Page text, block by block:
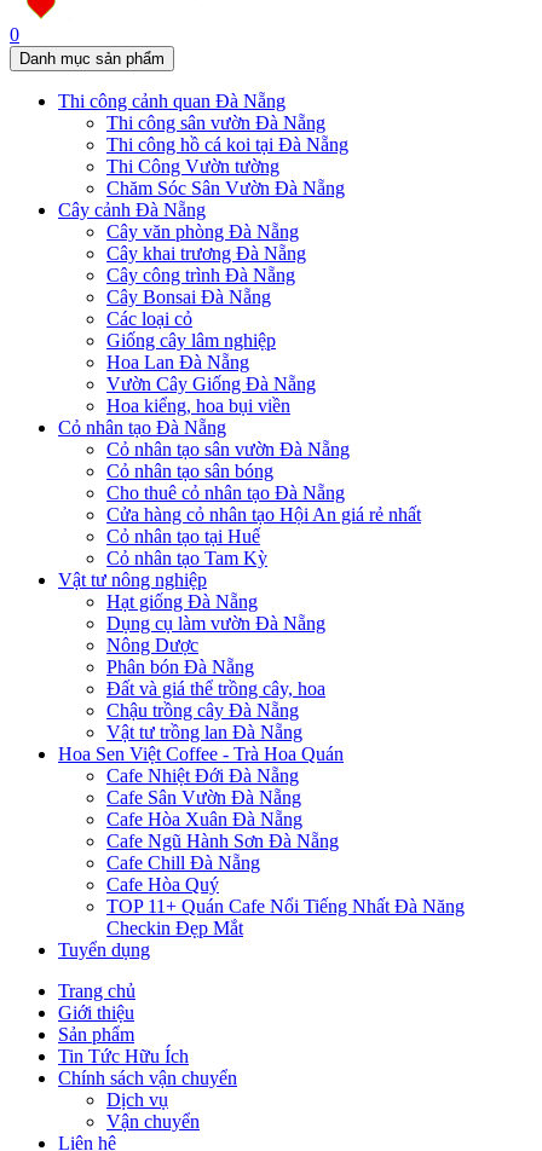
0
Danh mục sản phẩm
Thi công cảnh quan Đà Nẵng
Thi công sân vườn Đà Nẵng
Thi công hồ cá koi tại Đà Nẵng
Thi Công Vườn tường
Chăm Sóc Sân Vườn Đà Nẵng
Cây cảnh Đà Nẵng
Cây văn phòng Đà Nẵng
Cây khai trương Đà Nẵng
Cây công trình Đà Nẵng
Cây Bonsai Đà Nẵng
Các loại cỏ
Giống cây lâm nghiệp
Hoa Lan Đà Nẵng
Vườn Cây Giống Đà Nẵng
Hoa kiểng, hoa bụi viền
Cỏ nhân tạo Đà Nẵng
Cỏ nhân tạo sân vườn Đà Nẵng
Cỏ nhân tạo sân bóng
Cho thuê cỏ nhân tạo Đà Nẵng
Cửa hàng cỏ nhân tạo Hội An giá rẻ nhất
Cỏ nhân tạo tại Huế
Cỏ nhân tạo Tam Kỳ
Vật tư nông nghiệp
Hạt giống Đà Nẵng
Dụng cụ làm vườn Đà Nẵng
Nông Dược
Phân bón Đà Nẵng
Đất và giá thể trồng cây, hoa
Chậu trồng cây Đà Nẵng
Vật tư trồng lan Đà Nẵng
Hoa Sen Việt Coffee - Trà Hoa Quán
Cafe Nhiệt Đới Đà Nẵng
Cafe Sân Vườn Đà Nẵng
Cafe Hòa Xuân Đà Nẵng
Cafe Ngũ Hành Sơn Đà Nẵng
Cafe Chill Đà Nẵng
Cafe Hòa Quý
TOP 11+ Quán Cafe Nổi Tiếng Nhất Đà Năng
Checkin Đẹp Mắt
Tuyển dụng
Trang chủ
Giới thiệu
Sản phẩm
Tin Tức Hữu Ích
Chính sách vận chuyển
Dịch vụ
Vận chuyển
Liên hệ